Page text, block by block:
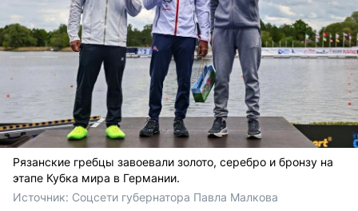
Рязанские гребцы завоевали золото, серебро и бронзу на
этапе Кубка мира в Германии.
Источник: Соцсети губернатора Павла Малкова